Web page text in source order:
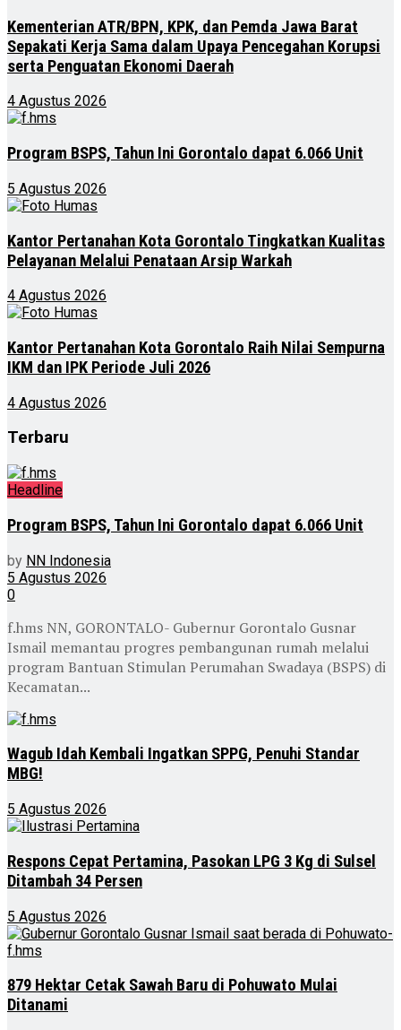
Kementerian ATR/BPN, KPK, dan Pemda Jawa Barat
Sepakati Kerja Sama dalam Upaya Pencegahan Korupsi
serta Penguatan Ekonomi Daerah
4 Agustus 2026
Program BSPS, Tahun Ini Gorontalo dapat 6.066 Unit
5 Agustus 2026
Kantor Pertanahan Kota Gorontalo Tingkatkan Kualitas
Pelayanan Melalui Penataan Arsip Warkah
4 Agustus 2026
Kantor Pertanahan Kota Gorontalo Raih Nilai Sempurna
IKM dan IPK Periode Juli 2026
4 Agustus 2026
Terbaru
Headline
Program BSPS, Tahun Ini Gorontalo dapat 6.066 Unit
by NN Indonesia
5 Agustus 2026
0
f.hms NN, GORONTALO- Gubernur Gorontalo Gusnar
Ismail memantau progres pembangunan rumah melalui
program Bantuan Stimulan Perumahan Swadaya (BSPS) di
Kecamatan...
Wagub Idah Kembali Ingatkan SPPG, Penuhi Standar
MBG!
5 Agustus 2026
Respons Cepat Pertamina, Pasokan LPG 3 Kg di Sulsel
Ditambah 34 Persen
5 Agustus 2026
879 Hektar Cetak Sawah Baru di Pohuwato Mulai
Ditanami